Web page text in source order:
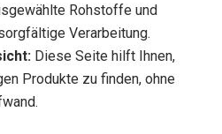
Rohstoffe und
Verarbeitung.
Diese Seite hilft Ihnen,
Produkte zu finden, ohne